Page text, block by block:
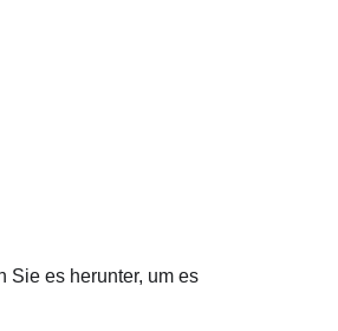
Sie es herunter, um es